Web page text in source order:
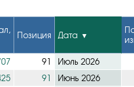
Позиция Дата
91 Июль 2026
91 Июнь 2026